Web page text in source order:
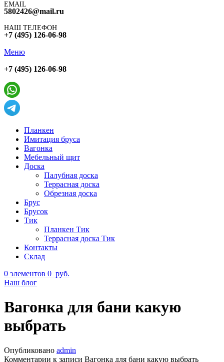
EMAIL
5802426@mail.ru
НАШ ТЕЛЕФОН
+7 (495) 126-06-98
Меню
+7 (495) 126-06-98
Планкен
Имитация бруса
Вагонка
Мебельный щит
Доска
Палубная доска
Террасная доска
Обрезная доска
Брус
Брусок
Тик
Планкен Тик
Террасная доска Тик
Контакты
Склад
0 элементов 0 руб.
Наш блог
Вагонка для бани какую
выбрать
Опубликовано admin
Комментарии к записи Вагонка для бани какую выбрать